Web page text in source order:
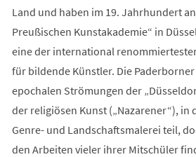
Land und haben im 19. Jahrhundert
Preußischen Kunstakademie“ in
eine der international
für bildende Künstler. Die
epochalen Strömungen der
der religiösen Kunst („Nazarener“), in
Genre- und Landschaftsmalerei teil,
den Arbeiten vieler ihrer Mitschüler